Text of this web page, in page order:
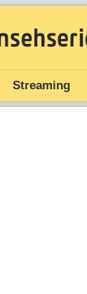
Streaming